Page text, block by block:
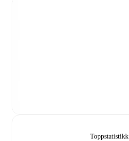
Toppstatistikk